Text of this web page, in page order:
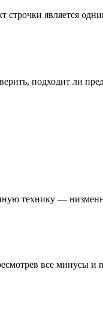
строчки является
подходит ли
технику —
все минусы